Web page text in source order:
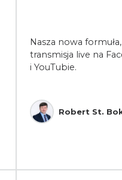
Nasza nowa
transmisja live na
i YouTubie.
Robert St.